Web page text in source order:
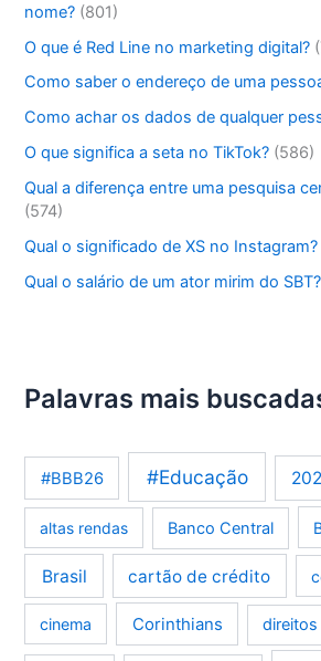
nome? (801)
O que é Red Line no marketing digital?
Como saber o endereço de uma
Como achar os dados de qualquer
O que significa a seta no TikTok? (586)
Qual a diferença entre uma pesquisa
(574)
Qual o significado de XS no Instagram?
Qual o salário de um ator mirim do SBT?
Palavras mais
#BBB26 #Educação
altas rendas Banco Central
Brasil cartão de crédito
cinema Corinthians